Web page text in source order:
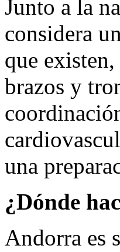
Junto a la
considera
que
brazos y
una
¿Dónde
Andorra es